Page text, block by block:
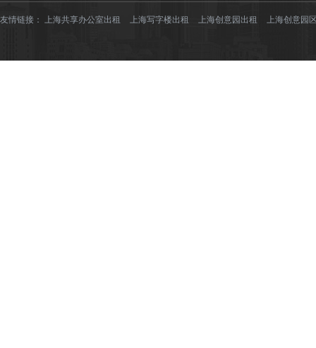
友情链接： 上海共享办公室出租 上海写字楼出租 上海创意园出租 上海创意园